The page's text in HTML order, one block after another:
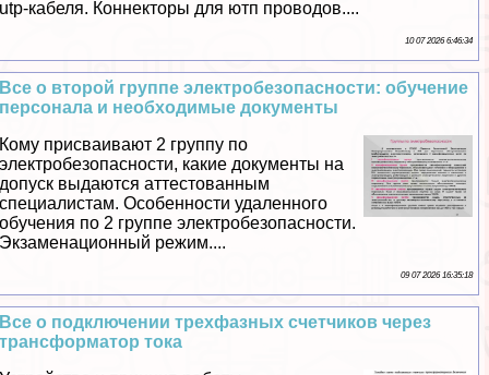
utp-кабеля. Коннекторы для ютп проводов....
10 07 2026 6:46:34
Все о второй группе электробезопасности: обучение
персонала и необходимые документы
Кому присваивают 2 группу по
электробезопасности, какие документы на
допуск выдаются аттестованным
специалистам. Особенности удаленного
обучения по 2 группе электробезопасности.
Экзаменационный режим....
09 07 2026 16:35:18
Все о подключении трехфазных счетчиков через
трaнcформатор тока